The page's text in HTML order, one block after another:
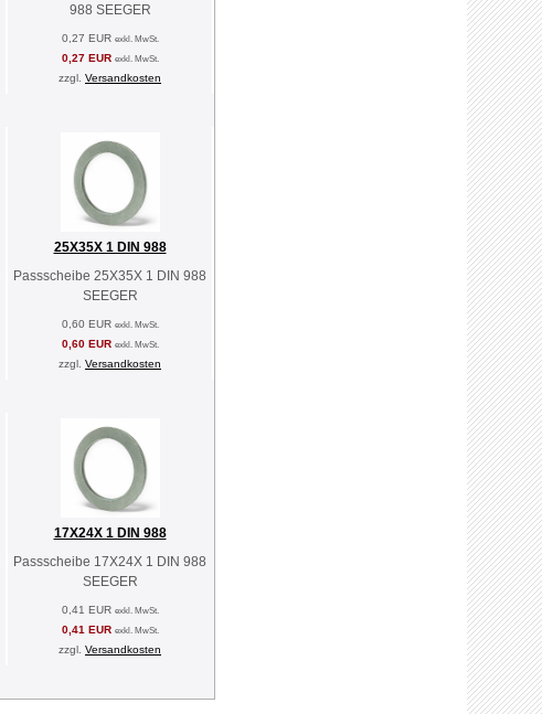
988 SEEGER
0,27 EUR exkl. MwSt.
0,27 EUR exkl. MwSt.
zzgl. Versandkosten
25X35X 1 DIN 988
Passscheibe 25X35X 1 DIN 988
SEEGER
0,60 EUR exkl. MwSt.
0,60 EUR exkl. MwSt.
zzgl. Versandkosten
17X24X 1 DIN 988
Passscheibe 17X24X 1 DIN 988
SEEGER
0,41 EUR exkl. MwSt.
0,41 EUR exkl. MwSt.
zzgl. Versandkosten